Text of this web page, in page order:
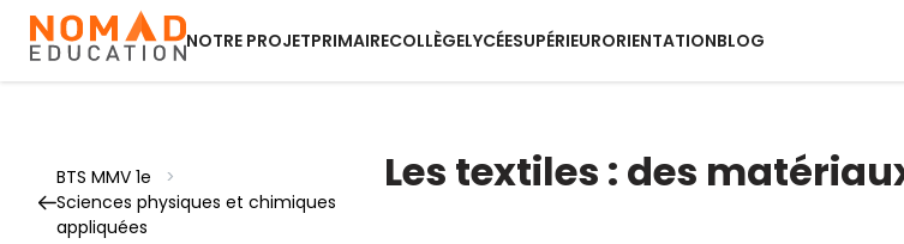
NOTRE PROJETPRIMAIRECOLLÈGELYCÉESUPÉRIEURORIENTATIONBLOG
BTS MMV 1e
>
Sciences physiques et chimiques
appliquées
Les textiles : des